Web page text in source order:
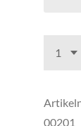
00201